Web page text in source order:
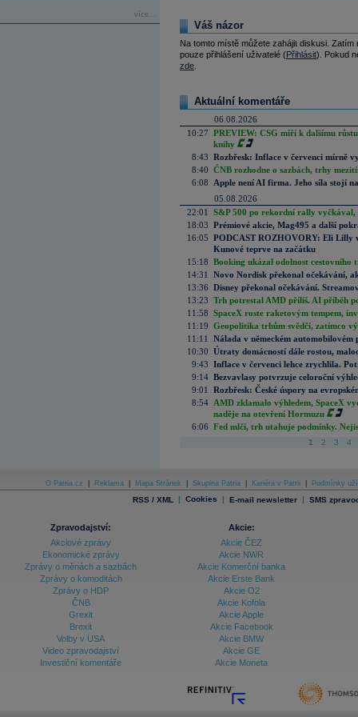
více...
Váš názor
Na tomto místě můžete zahájit diskusi.
pouze přihlášení uživatelé (Přihlásit). Pokud
zde
Aktuální komentáře
06.08.2026
10:27 PREVIEW: CSG míří k dalšímu
knihy
8:43 Rozbřesk: Inflace v červenci mírně
8:40 ČNB rozhodne o sazbách, trhy
6:08
Apple není AI firma. Jeho síla stojí
05.08.2026
22:01
S&P 500 po rekordní rally vyčkával,
18:03 Prémiové akcie, Mag495 a další
16:05 PODCAST ROZHOVORY: Eli Lilly
Kunové teprve na začátku
15:18 Booking ukázal odolnost cestovního
14:31
Novo Nordisk překonal očekávání,
13:36 Disney překonal očekávání.
13:23 Trh potrestal AMD příliš. AI příběh
11:58 SpaceX roste raketovým tempem,
11:19 Geopolitika trhům svědčí, zatímco
11:11
Nálada v německém automobilovém
10:30 Útraty domácností dále rostou,
9:43 Inflace v červenci lehce zrychlila.
9:14 Bezvavlasy potvrzuje celoroční
9:01
Rozbřesk: České úspory na
8:54 AMD zklamalo výhledem, SpaceX
naděje na otevření Hormuzu
6:06 Fed mlčí, trh utahuje podmínky.
1 2 3 4
O Patria.cz Reklama Mapa Stránek Skupina Patria Kariéra v Patrii Podmínky
RSS / XML | Cookies | E-mail newsletter | SMS
Zpravodajství:
Akciové zprávy
Ekonomické zprávy
Zprávy o měnách a sazbách
Zprávy o komoditách
Zprávy o HDP
ČNB
Grexit
Brexit
Volby v USA
Video zpravodajství
Investiční komentáře
Akcie:
Akcie ČEZ
Akcie NWR
Akcie Komerční banka
Akcie Erste Bank
Akcie O2
Akcie Kofola
Akcie Apple
Akcie Facebook
Akcie BMW
Akcie GE
Akcie Moneta